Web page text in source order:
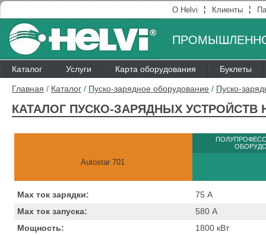
О Helvi ¦ Клиенты ¦
Каталог Услуги Карта оборудования Буклеты
Главная / Каталог / Пуско-зарядное оборудование / Пуско-
КАТАЛОГ ПУСКО-ЗАРЯДНЫХ УСТРОЙСТВ
Autostar 701
Max ток зарядки: 75 А
Max ток запуска:
580 А
Мощность:
1800 кВт